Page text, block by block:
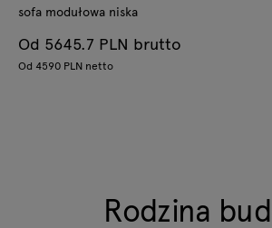
sofa modułowa niska
Od 5645.7 PLN brutto
Od 4590 PLN netto
Rodzina